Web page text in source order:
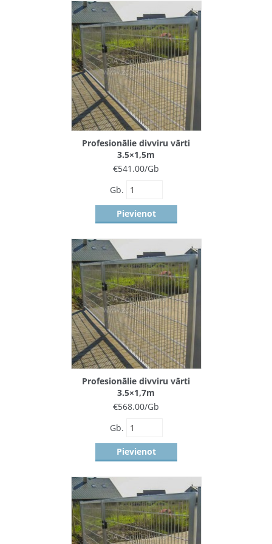
Profesionālie divviru vārti
3.5×1,5m
€541.00/Gb
Gb.
Pievienot
Profesionālie divviru vārti
3.5×1,7m
€568.00/Gb
Gb.
Pievienot